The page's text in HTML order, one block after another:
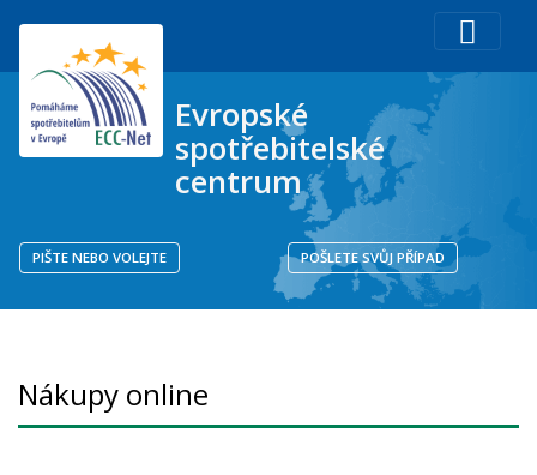
Evropské
spotřebitelské
centrum
PIŠTE NEBO VOLEJTE POŠLETE SVŮJ PŘÍPAD
Nákupy online